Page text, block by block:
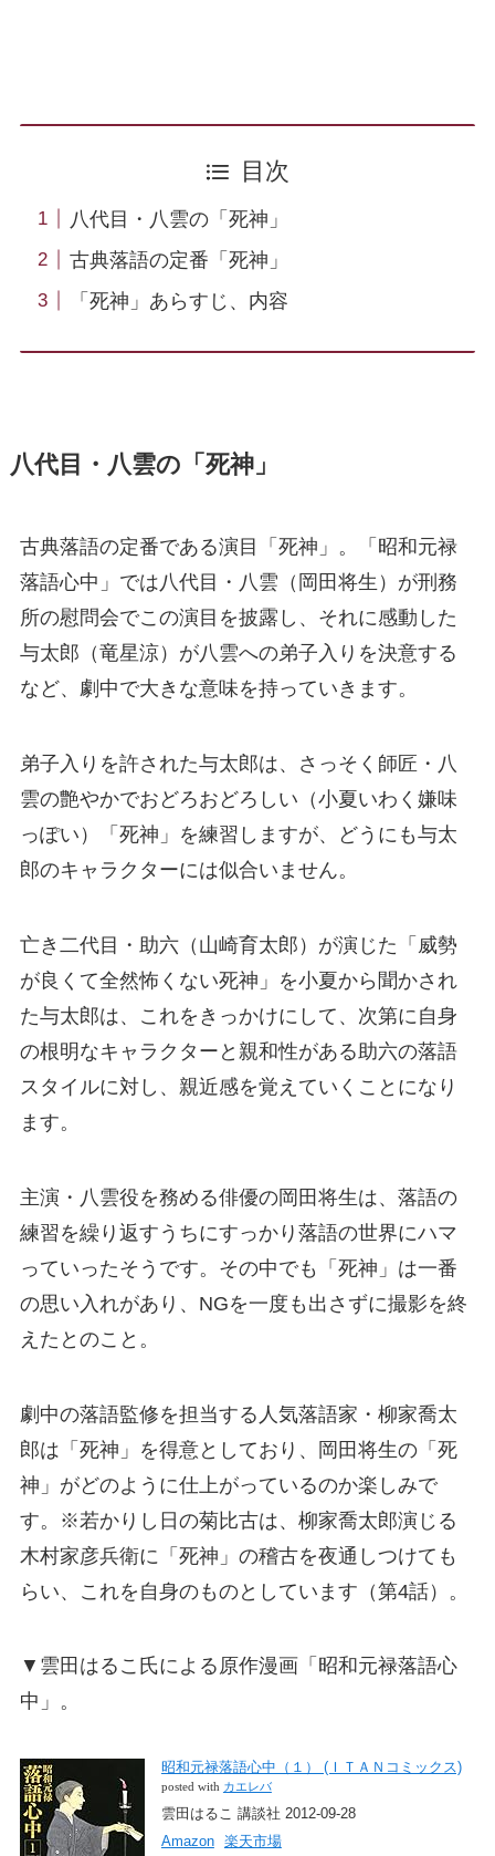
目次
八代目・八雲の「死神」
古典落語の定番「死神」
「死神」あらすじ、内容
八代目・八雲の「死神」
古典落語の定番である演目「死神」。「昭和元禄
落語心中」では八代目・八雲（岡田将生）が刑務
所の慰問会でこの演目を披露し、それに感動した
与太郎（竜星涼）が八雲への弟子入りを決意する
など、劇中で大きな意味を持っていきます。
弟子入りを許された与太郎は、さっそく師匠・八
雲の艶やかでおどろおどろしい（小夏いわく嫌味
っぽい）「死神」を練習しますが、どうにも与太
郎のキャラクターには似合いません。
亡き二代目・助六（山崎育太郎）が演じた「威勢
が良くて全然怖くない死神」を小夏から聞かされ
た与太郎は、これをきっかけにして、次第に自身
の根明なキャラクターと親和性がある助六の落語
スタイルに対し、親近感を覚えていくことになり
ます。
主演・八雲役を務める俳優の岡田将生は、落語の
練習を繰り返すうちにすっかり落語の世界にハマ
っていったそうです。その中でも「死神」は一番
の思い入れがあり、NGを一度も出さずに撮影を終
えたとのこと。
劇中の落語監修を担当する人気落語家・柳家喬太
郎は「死神」を得意としており、岡田将生の「死
神」がどのように仕上がっているのか楽しみで
す。※若かりし日の菊比古は、柳家喬太郎演じる
木村家彦兵衛に「死神」の稽古を夜通しつけても
らい、これを自身のものとしています（第4話）。
▼雲田はるこ氏による原作漫画「昭和元禄落語心
中」。
昭和元禄落語心中（１） (ＩＴＡＮコミックス)
posted with カエレバ
雲田はるこ 講談社 2012-09-28
Amazon
楽天市場